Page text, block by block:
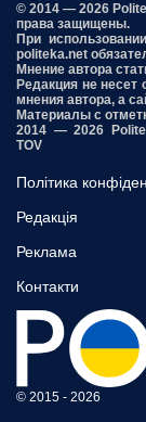
© 2014 — 2026
права защищены.
При
politeka.net
Мнение автора
Редакция не несет
мнения автора, а
Материалы с
2014 — 2026
TOV
Політика
Редакція
Реклама
Контакти
© 2015 - 2026